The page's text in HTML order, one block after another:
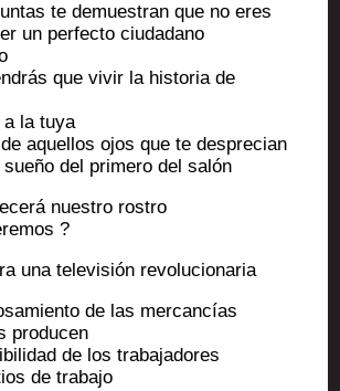
te demues­tran que no eres
un per­fec­to ciu­da­da­no
que vivir la his­to­ria de
a la tuya
aquel­los ojos que te desprecian
del pri­me­ro del salón
nues­tro rostro
?
una tele­vi­sión revolucionaria
de las mercancías
producen
de los trabajadores
de trabajo